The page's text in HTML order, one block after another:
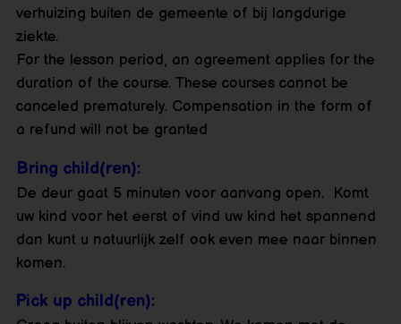
verhuizing buiten de gemeente of bij langdurige
ziekte.
For the lesson period, an agreement applies for the
duration of the course. These courses cannot be
canceled prematurely. Compensation in the form of
a refund will not be granted
Bring child(ren):
De deur gaat 5 minuten voor aanvang open. Komt
uw kind voor het eerst of vind uw kind het spannend
dan kunt u natuurlijk zelf ook even mee naar binnen
komen.
Pick up child(ren):